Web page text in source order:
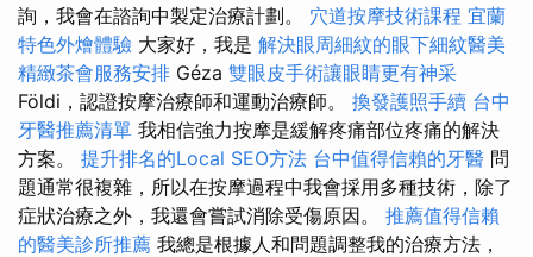
詢，我會在諮詢中製定治療計劃。 穴道按摩技術課程 宜蘭
特色外燴體驗 大家好，我是 解決眼周細紋的眼下細紋醫美
精緻茶會服務安排 Géza 雙眼皮手術讓眼睛更有神采
Földi，認證按摩治療師和運動治療師。 換發護照手續 台中
牙醫推薦清單 我相信強力按摩是緩解疼痛部位疼痛的解決
方案。 提升排名的Local SEO方法 台中值得信賴的牙醫 問
題通常很複雜，所以在按摩過程中我會採用多種技術，除了
症狀治療之外，我還會嘗試消除受傷原因。 推薦值得信賴
的醫美診所推薦 我總是根據人和問題調整我的治療方法，